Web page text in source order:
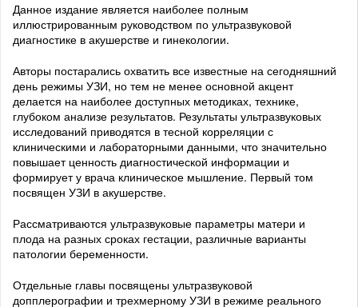
Данное издание является наиболее полным
иллюстрированным руководством по ультразвуковой
диагностике в акушерстве и гинекологии.
Авторы постарались охватить все известные на сегодняшний
день режимы УЗИ, но тем не менее основной акцент
делается на наиболее доступных методиках, технике,
глубоком анализе результатов. Результаты ультразвуковых
исследований приводятся в тесной корреляции с
клиническими и лабораторными данными, что значительно
повышает ценность диагностической информации и
формирует у врача клиническое мышление. Первый том
посвящен УЗИ в акушерстве.
Рассматриваются ультразвуковые параметры матери и
плода на разных сроках гестации, различные варианты
патологии беременности.
Отдельные главы посвящены ультразвуковой
допплерографии и трехмерному УЗИ в режиме реального